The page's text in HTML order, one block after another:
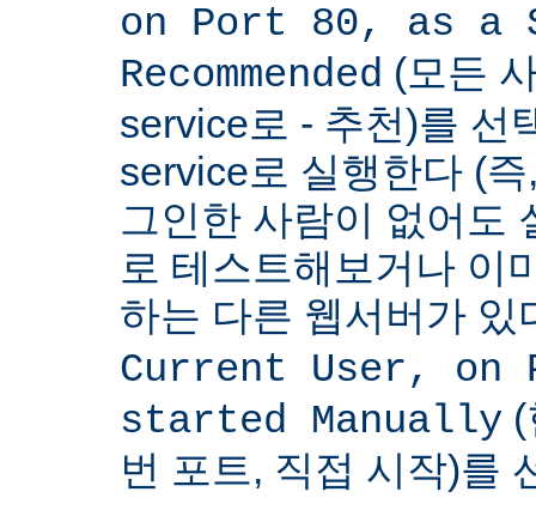
on Port 80, as a
Recommended (모든
service로 - 추천)를 선
service로 실행한다 (
그인한 사람이 없어도
로 테스트해보거나 이
하는 다른 웹서버가
Current User, on
started Manually
번 포트, 직접 시작)를